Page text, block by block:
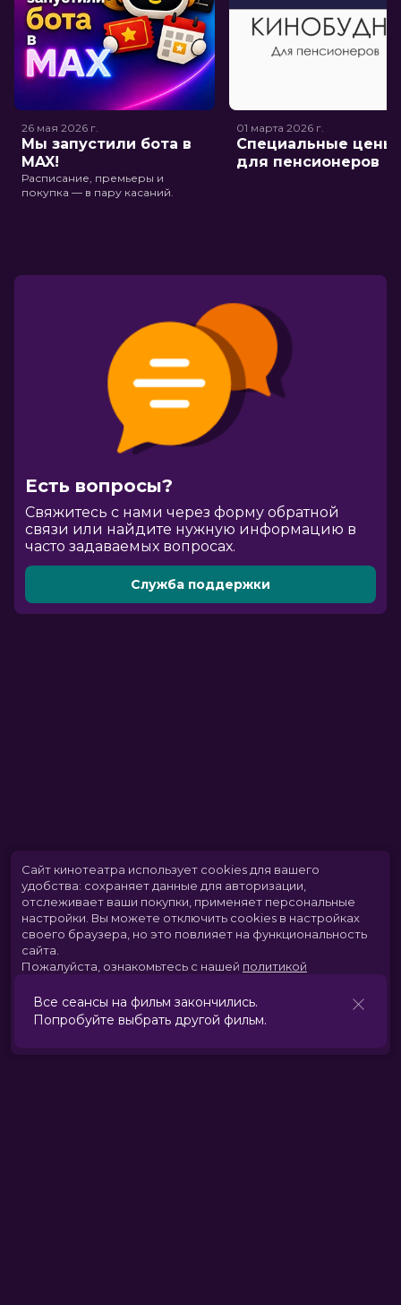
26 мая 2026 г.
Мы запустили бота в
MAX!
Расписание, премьеры и
покупка — в пару касаний.
01 марта 2026 г.
Специальные цены
для пенсионеров
Есть вопросы?
Cвяжитесь с нами через форму обратной
связи или найдите нужную информацию в
часто задаваемых вопросах.
Служба поддержки
Все сеансы на фильм закончились.
Попробуйте выбрать другой фильм.
Сайт кинотеатра использует cookies для вашего
удобства: сохраняет данные для авторизации,
отслеживает ваши покупки, применяет персональные
настройки. Вы можете отключить cookies в настройках
своего браузера, но это повлияет на функциональность
сайта.
Пожалуйста, ознакомьтесь с нашей политикой
Принять